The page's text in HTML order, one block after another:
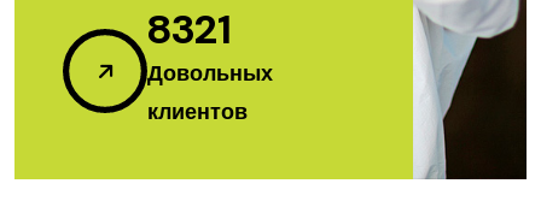
8321
Довольных
клиентов